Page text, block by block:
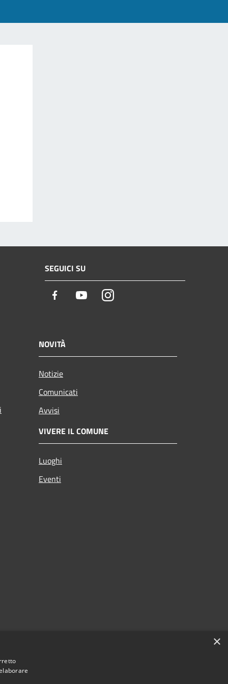
SEGUICI SU
Facebook YoutubeInstagram
NOVITÀ
Notizie
Comunicati
Avvisi
VIVERE IL COMUNE
Luoghi
Eventi
×